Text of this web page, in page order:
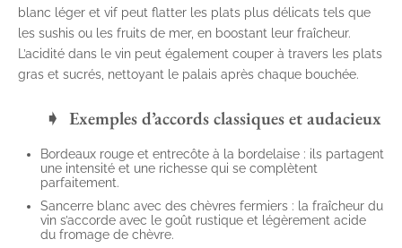
blanc léger et vif peut flatter les plats plus délicats tels que
les sushis ou les fruits de mer, en boostant leur fraîcheur.
L’acidité dans le vin peut également couper à travers les plats
gras et sucrés, nettoyant le palais après chaque bouchée.
Exemples d’accords classiques et audacieux
Bordeaux rouge et entrecôte à la bordelaise : ils partagent
une intensité et une richesse qui se complètent
parfaitement.
Sancerre blanc avec des chèvres fermiers : la fraîcheur du
vin s’accorde avec le goût rustique et légèrement acide
du fromage de chèvre.